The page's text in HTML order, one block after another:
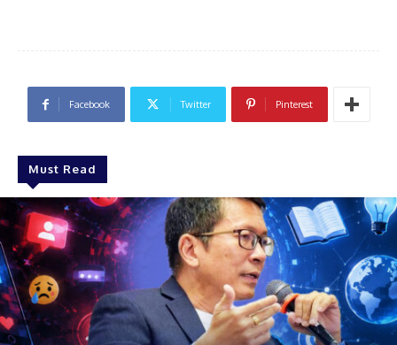
Facebook Twitter Pinterest
Must Read